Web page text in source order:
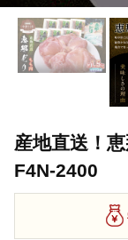
産地直送！
F4N-2400